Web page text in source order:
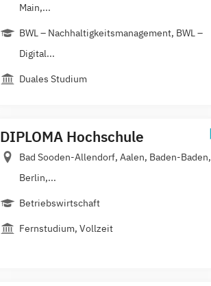
Main,...
BWL – Nachhaltigkeitsmanagement, BWL –
Digital...
Duales Studium
DIPLOMA Hochschule
Bad Sooden-Allendorf, Aalen, Baden-Baden,
Berlin,...
Betriebswirtschaft
Fernstudium, Vollzeit